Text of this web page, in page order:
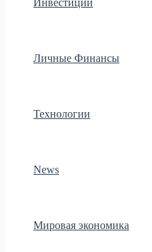
Инвестиции
Личные Финансы
Технологии
News
Мировая экономика